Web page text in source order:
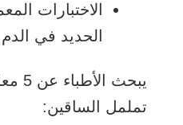
الاختبارات
الحديد في الدم
تململ الساقين: